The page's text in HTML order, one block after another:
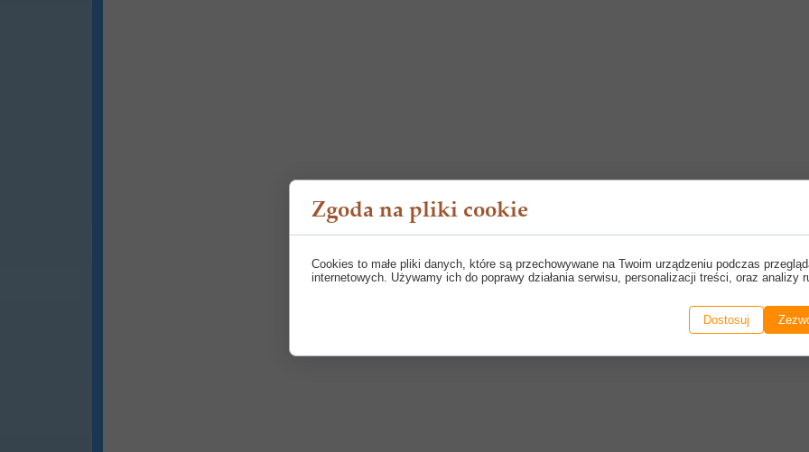
Zgoda na pliki cookie
Cookies to małe pliki danych, które są przechowywane na Twoim urządzeniu podczas
internetowych. Używamy ich do poprawy działania serwisu, personalizacji treści, oraz analizy
Dostosuj